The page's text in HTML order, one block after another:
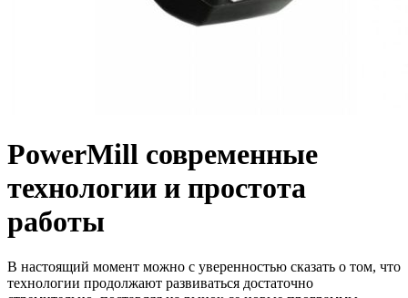
PowerMill современные
технологии и простота
работы
В настоящий момент можно с уверенностью сказать о том, что
технологии продолжают развиваться достаточно